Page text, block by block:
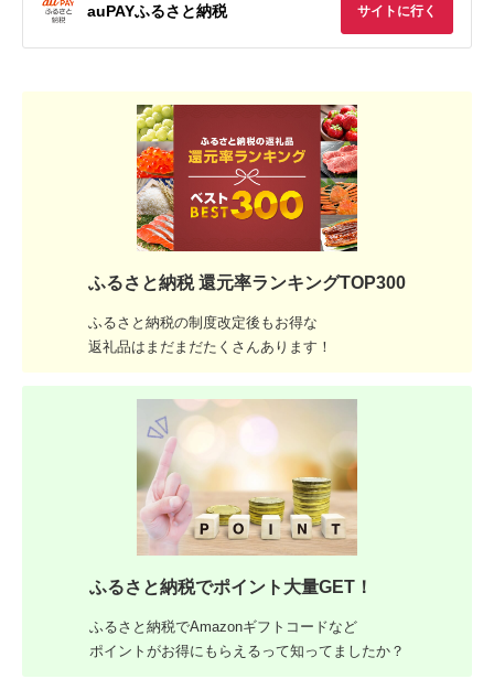
auPAYふるさと納税 サイトに行く
ふるさと納税 還元率ランキングTOP300
ふるさと納税の制度改定後もお得な
返礼品はまだまだたくさんあります！
ふるさと納税でポイント大量GET！
ふるさと納税でAmazonギフトコードなど
ポイントがお得にもらえるって知ってましたか？